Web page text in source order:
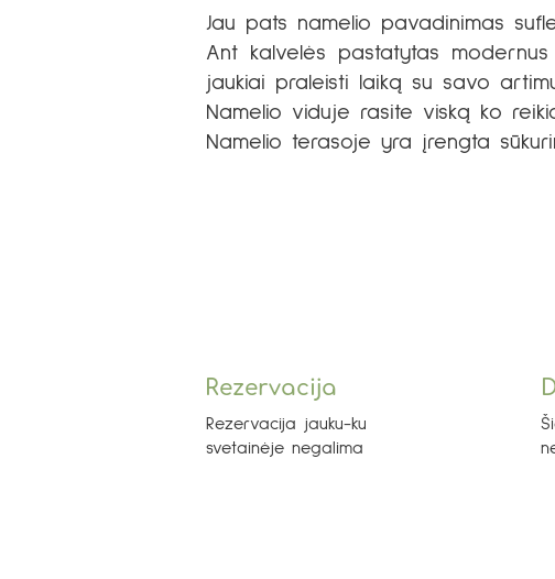
Jau pats namelio pavadinimas
Ant kalvelės pastatytas
jaukiai praleisti laiką su savo
Namelio viduje rasite viską ko
Namelio terasoje yra įrengta
Rezervacija
Rezervacija jauku-ku
svetainėje negalima